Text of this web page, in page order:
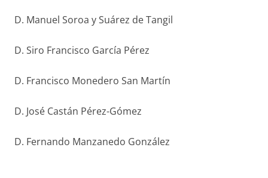
D. Manuel Soroa y Suárez de Tangil
D. Siro Francisco García Pérez
D. Francisco Monedero San Martín
D. José Castán Pérez-Gómez
D. Fernando Manzanedo González